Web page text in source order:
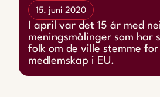
15. juni 2020
I april var det 15 år med
meningsmålinger som har
folk om de ville stemme
medlemskap i EU.